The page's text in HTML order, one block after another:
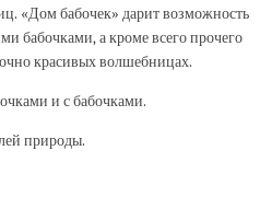
«Дом бабочек» дарит возможность
бабочками, а кроме всего прочего
красивых волшебницах.
и сбабочками.
природы.